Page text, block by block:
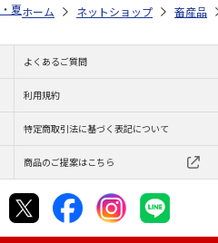
夏ギフト特集 2026 ゆうゆうギフト
ホーム ネットショップ 畜産品
よくあるご質問
利用規約
特定商取引法に基づく表記について
商品のご提案はこちら